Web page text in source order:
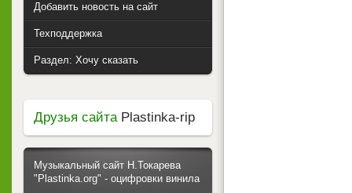
Добавить новость на сайт
Техподдержка
Раздел: Хочу сказать
Друзья сайтаPlastinka-rip
Музыкальный сайт Н.Токарева
"Plastinka.org" - оцифровки винила